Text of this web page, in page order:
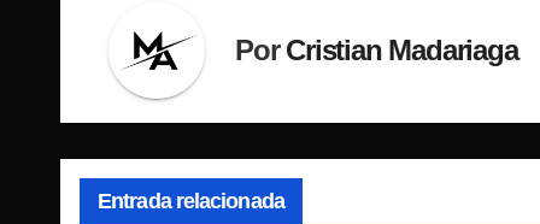
PorCristian Madariaga
Entrada relacionada